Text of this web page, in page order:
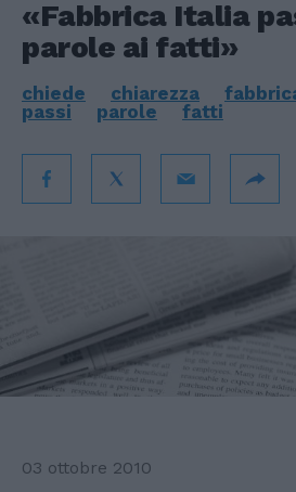
«Fabbrica Italia
parole ai fatti»
chiede chiarezza
passi
parole fatti
03 ottobre 2010